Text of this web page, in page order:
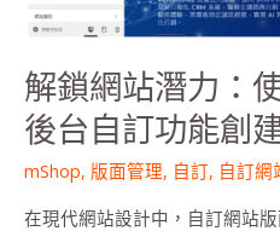
解鎖網站潛力：
後台自訂功能創
mShop, 版面管理, 自訂, 自訂網
在現代網站設計中，自訂網站
用
WordPress
後
台
自
訂
功
能